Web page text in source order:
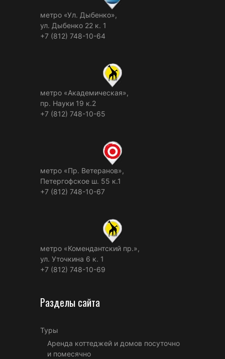
метро «Ул. Дыбенко»,
ул. Дыбенко 22 к. 1
+7 (812) 748-10-64
метро «Академическая»,
пр. Науки 19 к.2
+7 (812) 748-10-65
метро «Пр. Ветеранов»,
Петергофское ш. 55 к.1
+7 (812) 748-10-67
метро «Комендантский пр.»,
ул. Уточкина 6 к. 1
+7 (812) 748-10-69
Разделы сайта
Туры
Аренда коттеджей и домов посуточно
и помесячно